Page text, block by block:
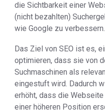
die Sichtbarkeit einer
(nicht bezahlten)
wie Google zu verbessern.
Das Ziel von SEO ist es,
optimieren, dass sie von
Suchmaschinen als
eingestuft wird. Dadurch
erhöht, dass die
einer höheren Position